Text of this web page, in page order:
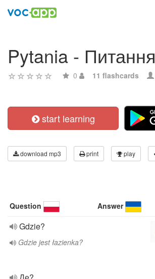
Pytania - Питання
0 11 flashcards
start learning
download mp3 print play
Question Answer
Gdzie?
Gdzie jest łazienka?